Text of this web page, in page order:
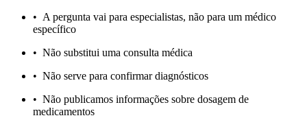
• A pergunta vai para especialistas, não para um médico
específico
• Não substitui uma consulta médica
• Não serve para confirmar diagnósticos
• Não publicamos informações sobre dosagem de
medicamentos